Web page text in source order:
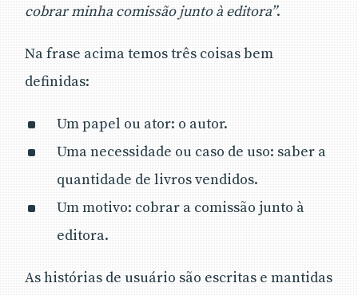
cobrar minha comissão junto à editora”.
Na frase acima temos três coisas bem
definidas:
Um papel ou ator: o autor.
Uma necessidade ou caso de uso: saber a
quantidade de livros vendidos.
Um motivo: cobrar a comissão junto à
editora.
As histórias de usuário são escritas e mantidas